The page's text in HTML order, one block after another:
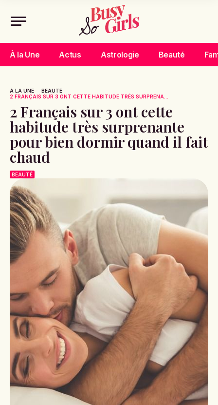
À la Une Actus Astrologie Beauté
À LA UNE
BEAUTÉ
2 FRANÇAIS SUR 3 ONT CETTE HABITUDE TRÈS SURPRENA...
2 Français sur 3 ont cette
habitude très surprenante
pour bien dormir quand il fait
chaud
BEAUTÉ